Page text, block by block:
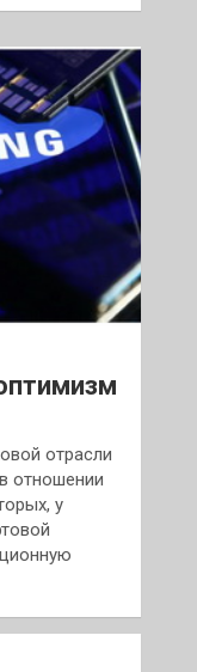
отрасли
отношении
у